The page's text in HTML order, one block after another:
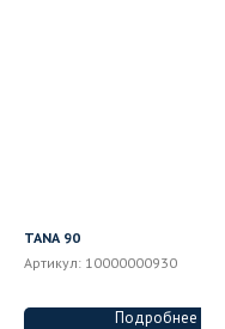
TANA 90
Артикул: 10000000930
Подробнее